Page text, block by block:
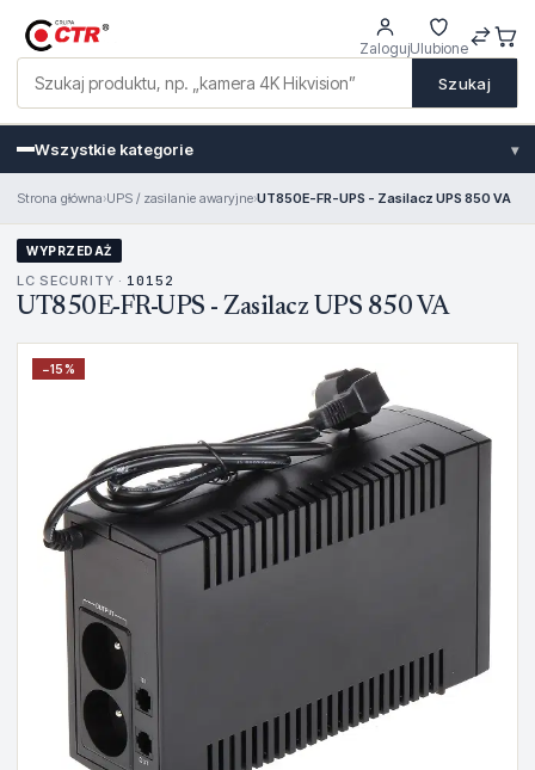
Szukaj
ZalogujUlubione
Wszystkie kategorie ▾
Strona główna›UPS / zasilanie awaryjne›UT850E-FR-UPS - Zasilacz UPS 850 VA
WYPRZEDAŻ
LC SECURITY · 10152
UT850E-FR-UPS - Zasilacz UPS 850 VA
−15%